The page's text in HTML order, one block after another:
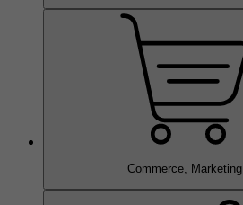
Commerce, Marketing